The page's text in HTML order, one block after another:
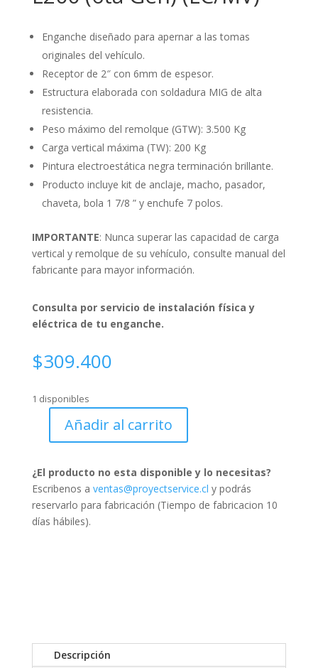
Enganche diseñado para apernar a las tomas
originales del vehículo.
Receptor de 2″ con 6mm de espesor.
Estructura elaborada con soldadura MIG de alta
resistencia.
Peso máximo del remolque (GTW): 3.500 Kg
Carga vertical máxima (TW): 200 Kg
Pintura electroestática negra terminación brillante.
Producto incluye kit de anclaje, macho, pasador,
chaveta, bola 1 7/8 ” y enchufe 7 polos.
IMPORTANTE: Nunca superar las capacidad de carga
vertical y remolque de su vehículo, consulte manual del
fabricante para mayor información.
Consulta por servicio de instalación física y
eléctrica de tu enganche.
$309.400
1 disponibles
Enganche
L200
(6ta
(LC/MV)
Añadir al carrito
¿El producto no esta disponible y lo necesitas?
Escribenos a ventas@proyectservice.cl y podrás
reservarlo para fabricación (Tiempo de fabricacion 10
días hábiles).
Descripción